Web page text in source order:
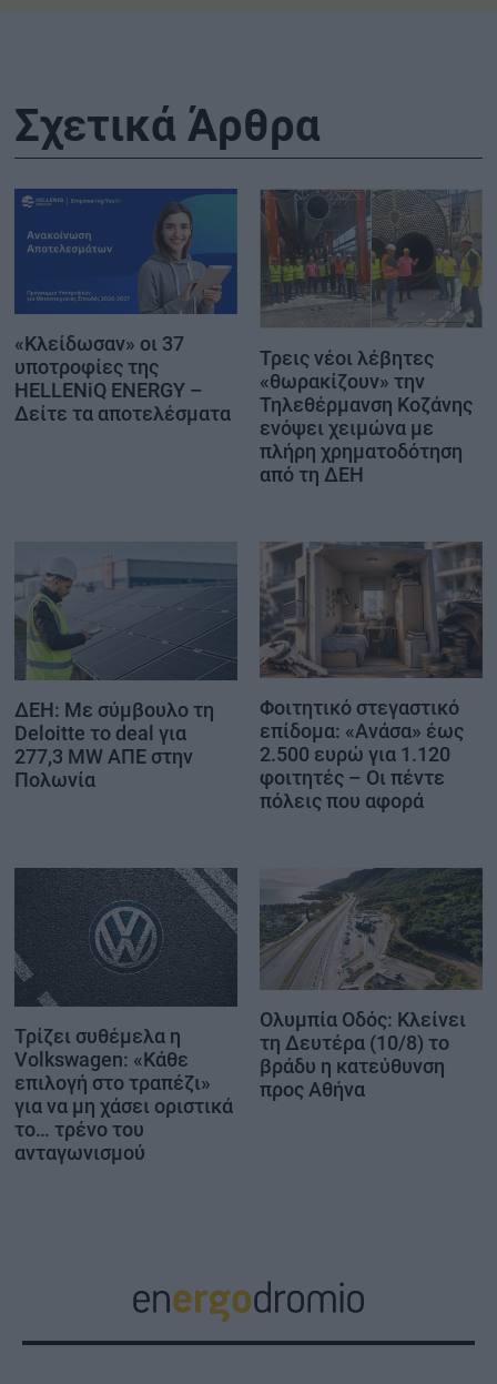
Σχετικά Άρθρα
«Κλείδωσαν» οι 37
υποτροφίες της
HELLENiQ ENERGY –
Δείτε τα αποτελέσματα
Τρεις νέοι λέβητες
«θωρακίζουν» την
Τηλεθέρμανση Κοζάνης
ενόψει χειμώνα με
πλήρη χρηματοδότηση
από τη ΔΕΗ
ΔΕΗ: Με σύμβουλο τη
Deloitte το deal για
277,3 MW ΑΠΕ στην
Πολωνία
Φοιτητικό στεγαστικό
επίδομα: «Ανάσα» έως
2.500 ευρώ για 1.120
φοιτητές – Οι πέντε
πόλεις που αφορά
Τρίζει συθέμελα η
Volkswagen: «Κάθε
επιλογή στο τραπέζι»
για να μη χάσει οριστικά
το… τρένο του
ανταγωνισμού
Ολυμπία Οδός: Κλείνει
τη Δευτέρα (10/8) το
βράδυ η κατεύθυνση
προς Αθήνα